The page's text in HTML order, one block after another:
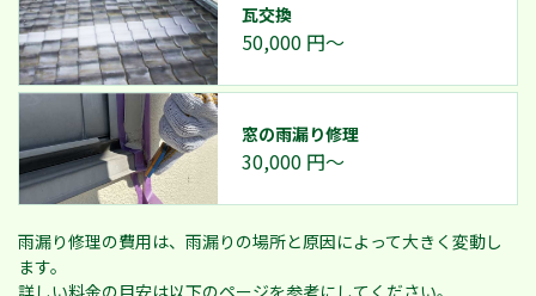
瓦交換
50,000 円～
窓の雨漏り修理
30,000 円～
雨漏り修理の費用は、雨漏りの場所と原因によって大きく変動し
ます。